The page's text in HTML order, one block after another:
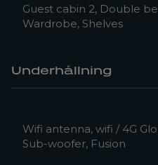
Guest cabin 2, Double
Wardrobe, Shelves
Underhållning
Wifi antenna, wifi / 4G
Sub-woofer, Fusion